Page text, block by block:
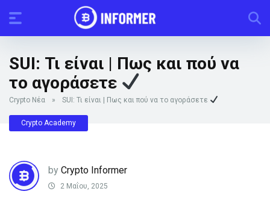
SUI: Τι είναι | Πως και πού να
το αγοράσετε
Crypto Νέα » SUI: Τι είναι | Πως και πού να το αγοράσετε
Crypto Academy
by Crypto Informer
2 Μαΐου, 2025